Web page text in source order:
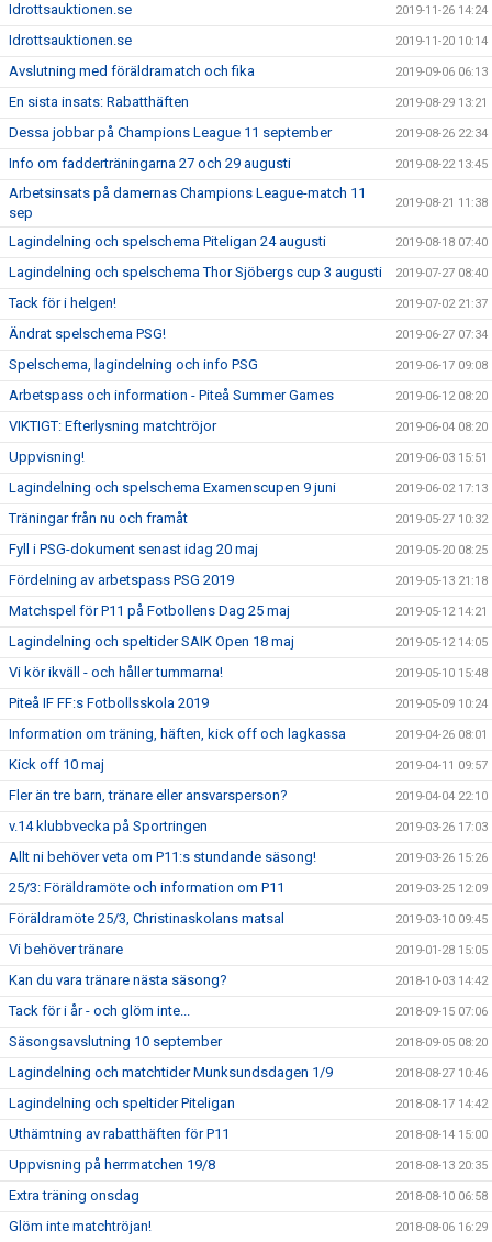
Idrottsauktionen.se 2019-11-26 14:24
Idrottsauktionen.se 2019-11-20 10:14
Avslutning med föräldramatch och fika 2019-09-06 06:13
En sista insats: Rabatthäften 2019-08-29 13:21
Dessa jobbar på Champions League 11 september 2019-08-26 22:34
Info om fadderträningarna 27 och 29 augusti 2019-08-22 13:45
Arbetsinsats på damernas Champions League-match 11
sep
2019-08-21 11:38
Lagindelning och spelschema Piteligan 24 augusti 2019-08-18 07:40
Lagindelning och spelschema Thor Sjöbergs cup 3 augusti 2019-07-27 08:40
Tack för i helgen! 2019-07-02 21:37
Ändrat spelschema PSG! 2019-06-27 07:34
Spelschema, lagindelning och info PSG 2019-06-17 09:08
Arbetspass och information - Piteå Summer Games 2019-06-12 08:20
VIKTIGT: Efterlysning matchtröjor 2019-06-04 08:20
Uppvisning! 2019-06-03 15:51
Lagindelning och spelschema Examenscupen 9 juni 2019-06-02 17:13
Träningar från nu och framåt 2019-05-27 10:32
Fyll i PSG-dokument senast idag 20 maj 2019-05-20 08:25
Fördelning av arbetspass PSG 2019 2019-05-13 21:18
Matchspel för P11 på Fotbollens Dag 25 maj 2019-05-12 14:21
Lagindelning och speltider SAIK Open 18 maj 2019-05-12 14:05
Vi kör ikväll - och håller tummarna! 2019-05-10 15:48
Piteå IF FF:s Fotbollsskola 2019 2019-05-09 10:24
Information om träning, häften, kick off och lagkassa 2019-04-26 08:01
Kick off 10 maj 2019-04-11 09:57
Fler än tre barn, tränare eller ansvarsperson? 2019-04-04 22:10
v.14 klubbvecka på Sportringen 2019-03-26 17:03
Allt ni behöver veta om P11:s stundande säsong! 2019-03-26 15:26
25/3: Föräldramöte och information om P11 2019-03-25 12:09
Föräldramöte 25/3, Christinaskolans matsal 2019-03-10 09:45
Vi behöver tränare 2019-01-28 15:05
Kan du vara tränare nästa säsong? 2018-10-03 14:42
Tack för i år - och glöm inte... 2018-09-15 07:06
Säsongsavslutning 10 september 2018-09-05 08:20
Lagindelning och matchtider Munksundsdagen 1/9 2018-08-27 10:46
Lagindelning och speltider Piteligan 2018-08-17 14:42
Uthämtning av rabatthäften för P11 2018-08-14 15:00
Uppvisning på herrmatchen 19/8 2018-08-13 20:35
Extra träning onsdag 2018-08-10 06:58
Glöm inte matchtröjan! 2018-08-06 16:29